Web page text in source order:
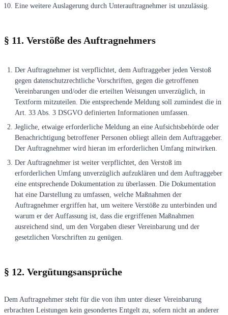
Eine weitere Auslagerung durch Unterauftragnehmer ist unzulässig.
§ 11. Verstöße des Auftragnehmers
Der Auftragnehmer ist verpflichtet, dem Auftraggeber jeden Verstoß
gegen datenschutzrechtliche Vorschriften, gegen die getroffenen
Vereinbarungen und/oder die erteilten Weisungen unverzüglich, in
Textform mitzuteilen. Die entsprechende Meldung soll zumindest die in
Art. 33 Abs. 3 DSGVO definierten Informationen umfassen.
Jegliche, etwaige erforderliche Meldung an eine Aufsichtsbehörde oder
Benachrichtigung betroffener Personen obliegt allein dem Auftraggeber.
Der Auftragnehmer wird hieran im erforderlichen Umfang mitwirken.
Der Auftragnehmer ist weiter verpflichtet, den Verstoß im
erforderlichen Umfang unverzüglich aufzuklären und dem Auftraggeber
eine entsprechende Dokumentation zu überlassen. Die Dokumentation
hat eine Darstellung zu umfassen, welche Maßnahmen der
Auftragnehmer ergriffen hat, um weitere Verstöße zu unterbinden und
warum er der Auffassung ist, dass die ergriffenen Maßnahmen
ausreichend sind, um den Vorgaben dieser Vereinbarung und der
gesetzlichen Vorschriften zu genügen.
§ 12. Vergütungsansprüche
Dem Auftragnehmer steht für die von ihm unter dieser Vereinbarung
erbrachten Leistungen kein gesondertes Entgelt zu, sofern nicht an anderer